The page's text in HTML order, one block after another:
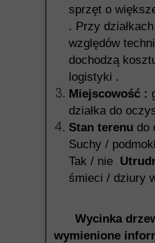
sprzęt o
. Przy
względów
dochodzą
logistyki .
Miejscowość :
działka do
Stan terenu do
Suchy /
Tak / nie
śmieci / dziury
Wycinka
wymienione